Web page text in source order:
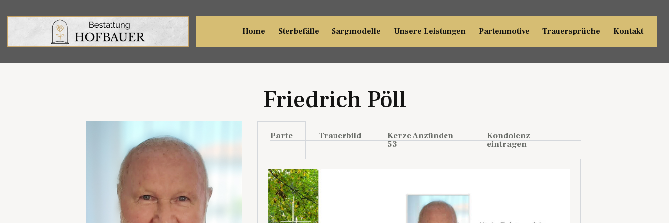
Home Sterbefälle Sargmodelle Unsere Leistungen Partenmotive Trauersprüche Kontakt
Friedrich Pöll
Parte Trauerbild Kerze Anzünden
53
Kondolenz
eintragen